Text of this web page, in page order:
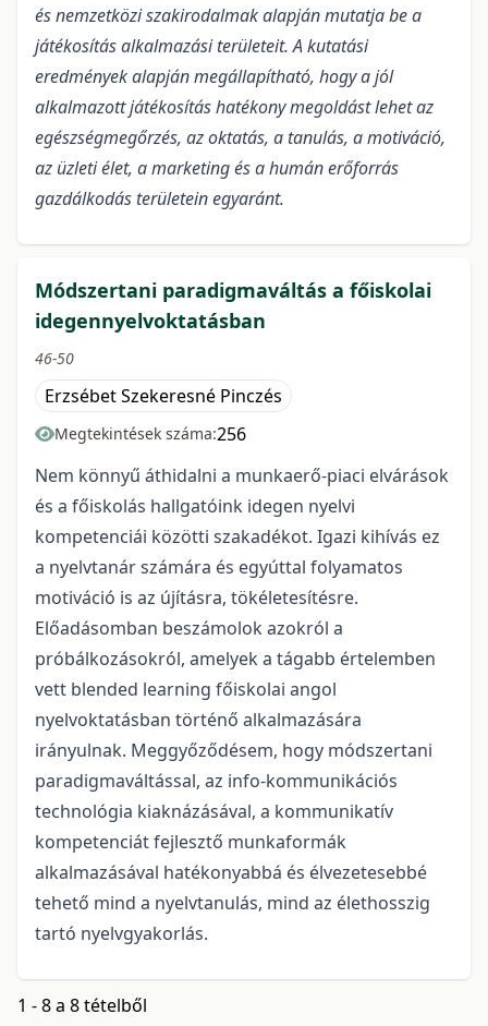
és nemzetközi szakirodalmak alapján mutatja be a
játékosítás alkalmazási területeit. A kutatási
eredmények alapján megállapítható, hogy a jól
alkalmazott játékosítás hatékony megoldást lehet az
egészségmegőrzés, az oktatás, a tanulás, a motiváció,
az üzleti élet, a marketing és a humán erőforrás
gazdálkodás területein egyaránt.
Módszertani paradigmaváltás a főiskolai
idegennyelvoktatásban
46-50
Erzsébet Szekeresné Pinczés
Megtekintések száma:256
Nem könnyű áthidalni a munkaerő-piaci elvárások
és a főiskolás hallgatóink idegen nyelvi
kompetenciái közötti szakadékot. Igazi kihívás ez
a nyelvtanár számára és egyúttal folyamatos
motiváció is az újításra, tökéletesítésre.
Előadásomban beszámolok azokról a
próbálkozásokról, amelyek a tágabb értelemben
vett blended learning főiskolai angol
nyelvoktatásban történő alkalmazására
irányulnak. Meggyőződésem, hogy módszertani
paradigmaváltással, az info-kommunikációs
technológia kiaknázásával, a kommunikatív
kompetenciát fejlesztő munkaformák
alkalmazásával hatékonyabbá és élvezetesebbé
tehető mind a nyelvtanulás, mind az élethosszig
tartó nyelvgyakorlás.
1 - 8 a 8 tételből